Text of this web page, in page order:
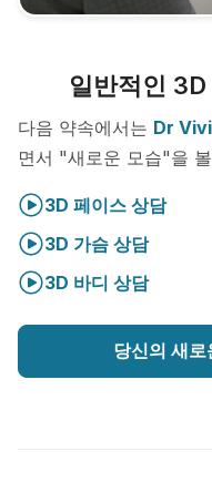
일반적인
다음 약속에서는 Dr
면서 "새로운 모습"을
3D 페이스 상담
3D 가슴 상담
3D 바디 상담
당신의 새